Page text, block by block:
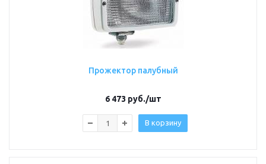
Прожектор палубный
6 473 руб./шт
В корзину